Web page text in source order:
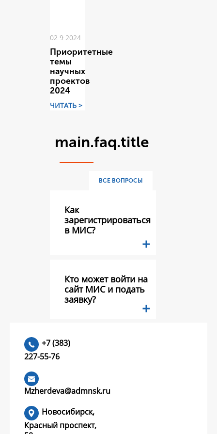
02 9 2024
Приоритетные
темы
научных
проектов
2024
ЧИТАТЬ >
main.faq.title
ВСЕ ВОПРОСЫ
Как
зарегистрироваться
в МИС?
Кто может войти на
сайт МИС и подать
заявку?
Какие документы
+7 (383)
227-55-76
Mzherdeva@admnsk.ru
Новосибирск,
Красный проспект,